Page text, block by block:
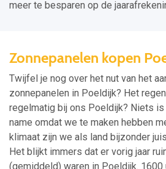
meer te besparen op de
Zonnepanelen kopen
Twijfel je nog over het nut van het
zonnepanelen in Poeldijk? Het
regelmatig bij ons Poeldijk? Niets
name omdat we te maken hebben
klimaat zijn we als land bijzonder
Het blijkt immers dat er vorig jaar
(gemiddeld) waren in Poeldijk. 1600